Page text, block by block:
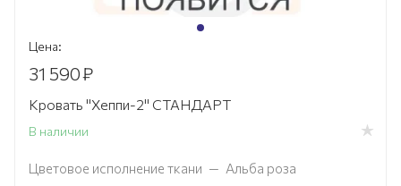
Цена:
31 590₽
Кровать "Хеппи-2" СТАНДАРТ
В наличии
Цветовое исполнение ткани — Альба роза